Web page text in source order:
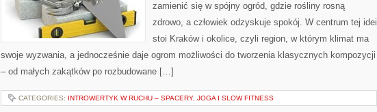
zamienić się w spójny ogród, gdzie rośliny rosną
zdrowo, a człowiek odzyskuje spokój. W centrum tej idei
stoi Kraków i okolice, czyli region, w którym klimat ma
swoje wyzwania, a jednocześnie daje ogrom możliwości do tworzenia klasycznych kompozycji
– od małych zakątków po rozbudowane […]
CATEGORIES: INTROWERTYK W RUCHU – SPACERY, JOGA I SLOW FITNESS